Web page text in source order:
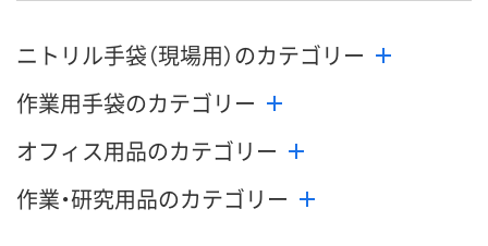
ニトリル手袋（現場用）のカテゴリー
作業用手袋のカテゴリー
オフィス用品のカテゴリー
作業・研究用品のカテゴリー